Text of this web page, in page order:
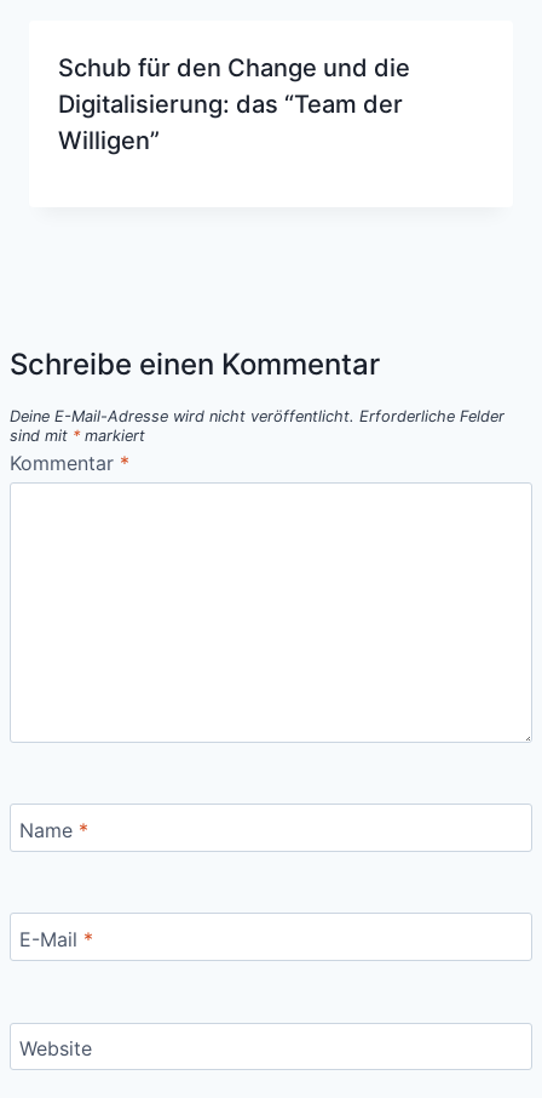
Schub für den Change und die
Digitalisierung: das “Team der
Willigen”
Schreibe einen Kommentar
Deine E-Mail-Adresse wird nicht veröffentlicht. Erforderliche Felder
sind mit *markiert
Kommentar *
Name *
E-Mail *
Website